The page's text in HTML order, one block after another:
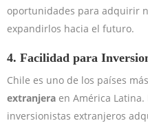
oportunidades para adquirir
expandirlos hacia el futuro.
4. Facilidad para
Chile es uno de los países
extranjera en América
inversionistas extranjeros